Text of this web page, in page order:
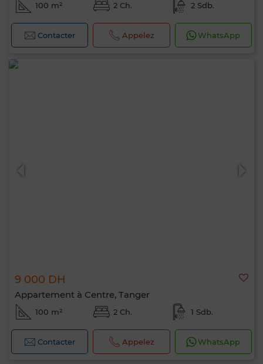
100 m² 2 Ch. 2 Sdb.
Contacter Appelez WhatsApp
9 000 DH
Appartement à Centre, Tanger
100 m² 2 Ch. 1 Sdb.
Contacter Appelez WhatsApp